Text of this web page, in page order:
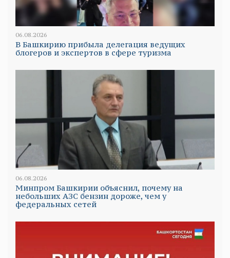
06.08.2026
В Башкирию прибыла делегация ведущих
блогеров и экспертов в сфере туризма
06.08.2026
Минпром Башкирии объяснил, почему на
небольших АЗС бензин дороже, чем у
федеральных сетей